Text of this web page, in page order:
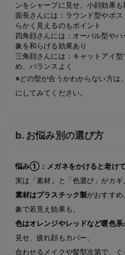
ンをシャープに見せ、小顔効果
面長さんには：ラウンド型やボ
らかく見えるのもポイント
四角顔さんには：オーバル型や
象を和らげる効果あり
三角顔さんには：キャットアイ
め、バランスよく
※どの型が合うかわからない方は
にしてみてください。
b. お悩み別の選び方
悩み①：メガネをかけると老け
実は「素材」と「色選び」がカギ
素材はプラスチック製がおすす
象で若見え効果も。
色はオレンジやレッドなど暖色系
見せ、疲れ顔もカバー。
合わせるメイクや髪型次第で、ぐ